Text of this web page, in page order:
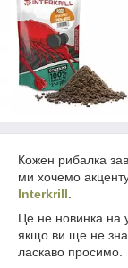
Кожен рибалка
ми хочемо
Interkrill
Це не новинка на
якщо ви ще не
ласкаво просимо.